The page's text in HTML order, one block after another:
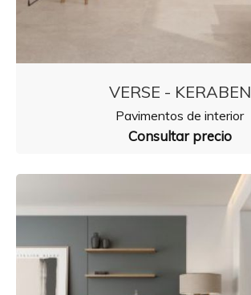
VERSE - KERABEN
Pavimentos de interior
Consultar precio